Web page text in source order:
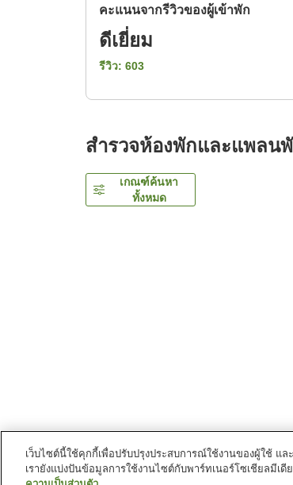
คะแนนจากรีวิวของผู้เข้าพัก
ดีเยี่ยม
รีวิว: 603
สำรวจห้องพักและแพลนพั
เกณฑ์ค้นหา
ทั้งหมด
หน้าแรก
เว็บไซต์นี้ใช้คุกกี้เพื่อปรับปรุงประสบการณ์ใช้งานของผู้ใช้ แ
เรายังแบ่งปันข้อมูลการใช้งานไซต์กับพาร์ทเนอร์โซเชียลมีเ